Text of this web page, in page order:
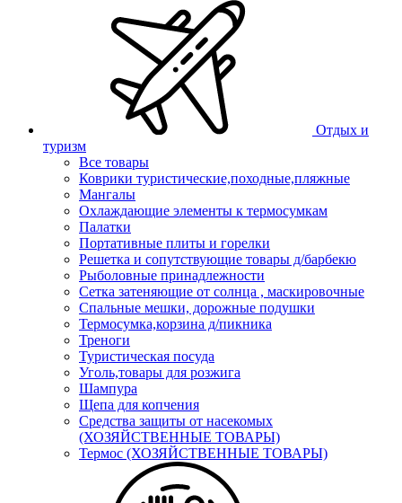
Отдых и
туризм
Все товары
Коврики туристические,походные,пляжные
Мангалы
Охлаждающие элементы к термосумкам
Палатки
Портативные плиты и горелки
Решетка и сопутствующие товары д/барбекю
Рыболовные принадлежности
Сетка затеняющие от солнца , маскировочные
Спальные мешки, дорожные подушки
Термосумка,корзина д/пикника
Треноги
Туристическая посуда
Уголь,товары для розжига
Шампура
Щепа для копчения
Средства защиты от насекомых
(ХОЗЯЙСТВЕННЫЕ ТОВАРЫ)
Термос (ХОЗЯЙСТВЕННЫЕ ТОВАРЫ)